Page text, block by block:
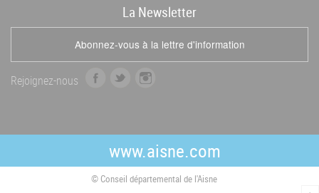
La Newsletter
Abonnez-vous à la lettre d'information
Rejoignez-nous
b
o
t
e
r
a
g
r
a
www.aisne.com
© Conseil départemental de l'Aisne